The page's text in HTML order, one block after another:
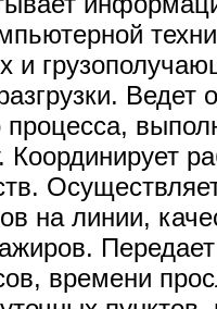
и
Ведет
процесса,
Координирует
на линии,
времени